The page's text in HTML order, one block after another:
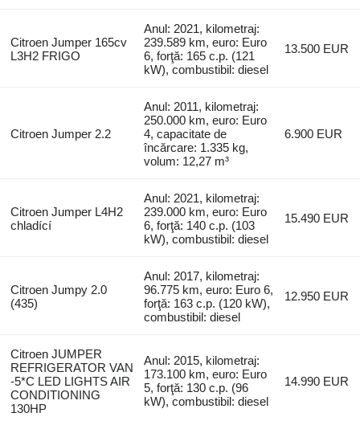
Citroen Jumper 165cv
L3H2 FRIGO
Anul: 2021, kilometraj:
239.589 km, euro: Euro
6, forţă: 165 c.p. (121
kW), combustibil: diesel
13.500 EUR
Citroen Jumper 2.2
Anul: 2011, kilometraj:
250.000 km, euro: Euro
4, capacitate de
încărcare: 1.335 kg,
volum: 12,27 m³
6.900 EUR
Citroen Jumper L4H2
chladící
Anul: 2021, kilometraj:
239.000 km, euro: Euro
6, forţă: 140 c.p. (103
kW), combustibil: diesel
15.490 EUR
Citroen Jumpy 2.0
(435)
Anul: 2017, kilometraj:
96.775 km, euro: Euro 6,
forţă: 163 c.p. (120 kW),
combustibil: diesel
12.950 EUR
Citroen JUMPER
REFRIGERATOR VAN
-5*C LED LIGHTS AIR
CONDITIONING
130HP
Anul: 2015, kilometraj:
173.100 km, euro: Euro
5, forţă: 130 c.p. (96
kW), combustibil: diesel
14.990 EUR